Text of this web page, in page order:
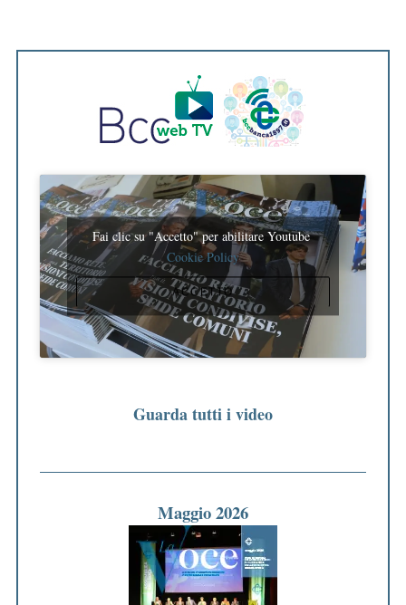
Fai clic su "Accetto" per abilitare Youtube
Cookie Policy
ACCETTO
Guarda tutti i video
Maggio 2026